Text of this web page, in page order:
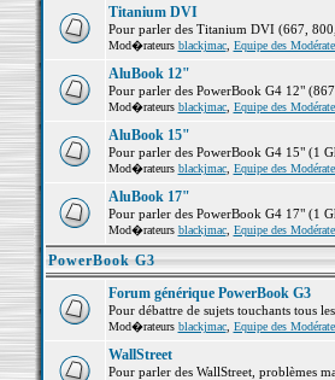
Titanium DVI
Pour parler des Titanium DVI (667,
Mod�rateurs blackjmac, Equipe des
AluBook 12"
Pour parler des PowerBook G4 12"
Mod�rateurs blackjmac, Equipe des
AluBook 15"
Pour parler des PowerBook G4 15" (1
Mod�rateurs blackjmac, Equipe des
AluBook 17"
Pour parler des PowerBook G4 17" (1
Mod�rateurs blackjmac, Equipe des
PowerBook G3
Forum générique PowerBook G3
Pour débattre de sujets touchants tous
Mod�rateurs blackjmac, Equipe des
WallStreet
Pour parler des WallStreet, problèmes